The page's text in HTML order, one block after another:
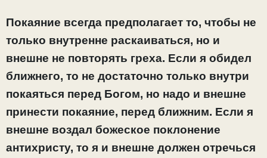
Покаяние всегда предполагает то, чтобы не
только внутренне раскаиваться, но и
внешне не повторять греха. Если я обидел
ближнего, то не достаточно только внутри
покаяться перед Богом, но надо и внешне
принести покаяние, перед ближним. Если я
внешне воздал божеское поклонение
антихристу, то я и внешне должен отречься